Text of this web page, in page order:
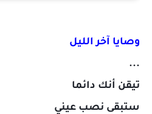
وصايا آخر الليل
...
تيقن أنك دائما
ستبقى نصب عيني